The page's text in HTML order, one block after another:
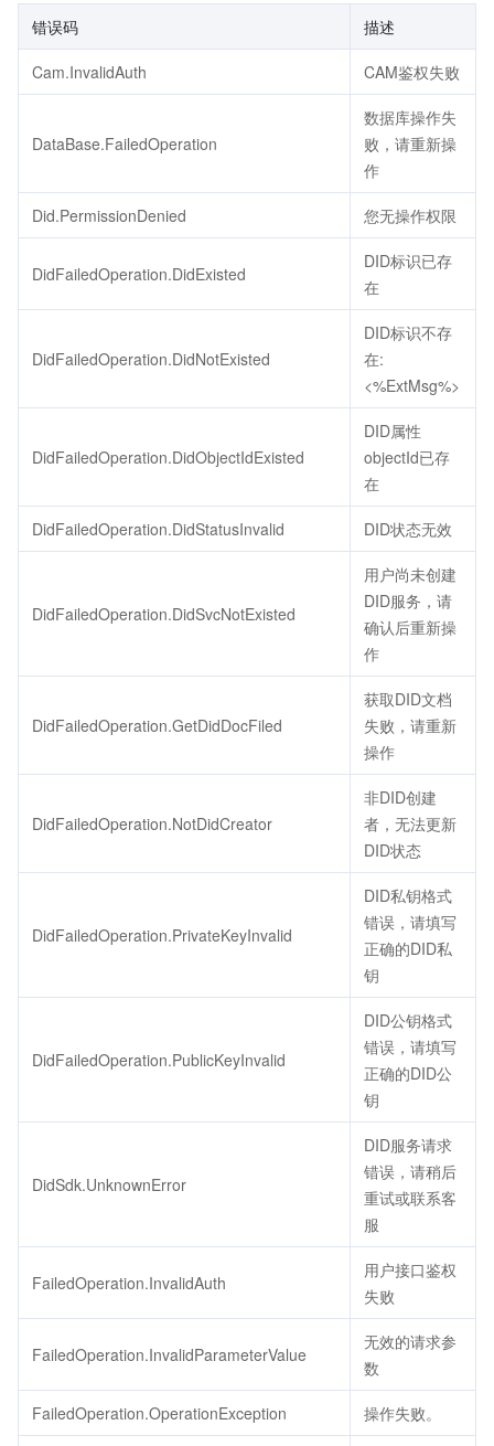
错误码 描述
Cam.InvalidAuth CAM鉴权失败
DataBase.FailedOperation
数据库操作失
败，请重新操
作
Did.PermissionDenied 您无操作权限
DidFailedOperation.DidExisted
DID标识已存
在
DidFailedOperation.DidNotExisted
DID标识不存
在:
<%ExtMsg%>
DidFailedOperation.DidObjectIdExisted
DID属性
objectId已存
在
DidFailedOperation.DidStatusInvalid DID状态无效
DidFailedOperation.DidSvcNotExisted
用户尚未创建
DID服务，请
确认后重新操
作
DidFailedOperation.GetDidDocFiled
获取DID文档
失败，请重新
操作
DidFailedOperation.NotDidCreator
非DID创建
者，无法更新
DID状态
DidFailedOperation.PrivateKeyInvalid
DID私钥格式
错误，请填写
正确的DID私
钥
DidFailedOperation.PublicKeyInvalid
DID公钥格式
错误，请填写
正确的DID公
钥
DidSdk.UnknownError
DID服务请求
错误，请稍后
重试或联系客
服
FailedOperation.InvalidAuth
用户接口鉴权
失败
FailedOperation.InvalidParameterValue
无效的请求参
数
FailedOperation.OperationException 操作失败。